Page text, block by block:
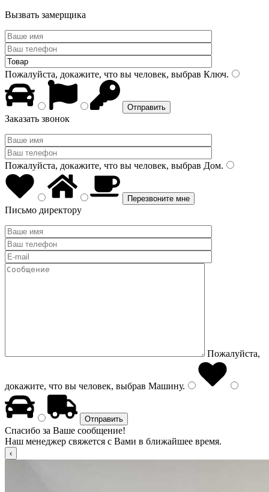
Вызвать замерщика
Пожалуйста, докажите, что вы человек, выбрав Ключ.
Заказать звонок
Пожалуйста, докажите, что вы человек, выбрав Дом.
Письмо директору
Пожалуйста,
докажите, что вы человек, выбрав Машину.
Спасибо за Ваше сообщение!
Наш менеджер свяжется с Вами в ближайшее время.